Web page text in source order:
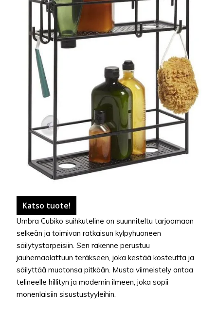
Katso tuote!
Umbra Cubiko suihkuteline on suunniteltu tarjoamaan
selkeän ja toimivan ratkaisun kylpyhuoneen
säilytystarpeisiin. Sen rakenne perustuu
jauhemaalattuun teräkseen, joka kestää kosteutta ja
säilyttää muotonsa pitkään. Musta viimeistely antaa
telineelle hillityn ja modernin ilmeen, joka sopii
monenlaisiin sisustustyyleihin.